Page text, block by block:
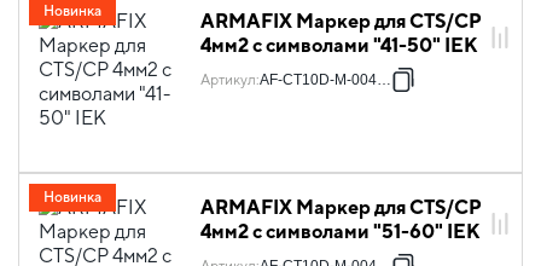
ARMAFIX Маркер для CTS/CP
4мм2 с символами "41-50" IEK
Артикул:AF-CT10D-M-004-05
Новинка
ARMAFIX Маркер для CTS/CP
4мм2 с символами "51-60" IEK
Новинка